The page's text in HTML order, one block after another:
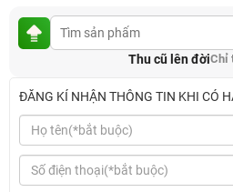
Thu cũ lên đờiChỉ
ĐĂNG KÍ NHẬN THÔNG TIN KHI CÓ